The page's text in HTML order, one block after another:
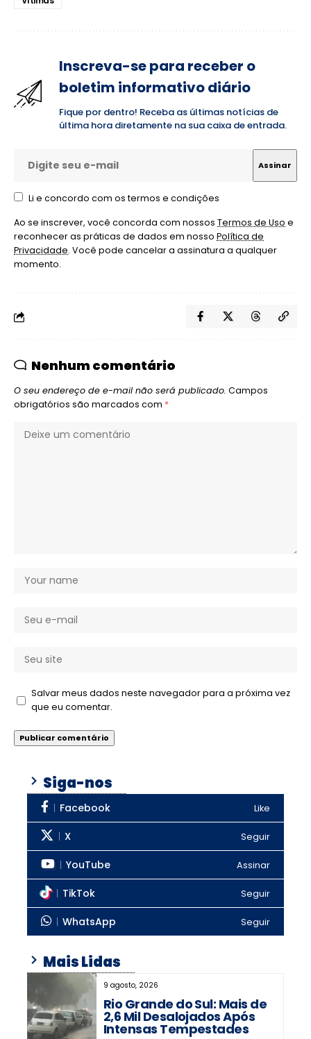
Inscreva-se para receber o
boletim informativo diário
Fique por dentro! Receba as últimas notícias de
última hora diretamente na sua caixa de entrada.
Li e concordo com os termos e condições
Ao se inscrever, você concorda com nossos Termos de Uso e
reconhecer as práticas de dados em nosso Política de
Privacidade. Você pode cancelar a assinatura a qualquer
momento.
Nenhum comentário
O seu endereço de e-mail não será publicado. Campos
obrigatórios são marcados com *
Salvar meus dados neste navegador para a próxima vez
que eu comentar.
Siga-nos
Facebook Like
X Seguir
YouTube Assinar
TikTok Seguir
WhatsApp Seguir
Mais Lidas
9 agosto, 2026
Rio Grande do Sul: Mais de
2,6 Mil Desalojados Após
Intensas Tempestades